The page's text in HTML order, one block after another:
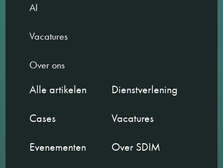
AI
Vacatures
Over ons
Alle artikelen
Dienstverlening
Cases
Vacatures
Evenementen
Over SDIM